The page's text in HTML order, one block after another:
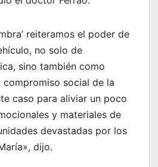
reiteramos el poder de
no solo de
sino también como
social de la
caso para aliviar un poco
y materiales de
devastadas por los
dijo.